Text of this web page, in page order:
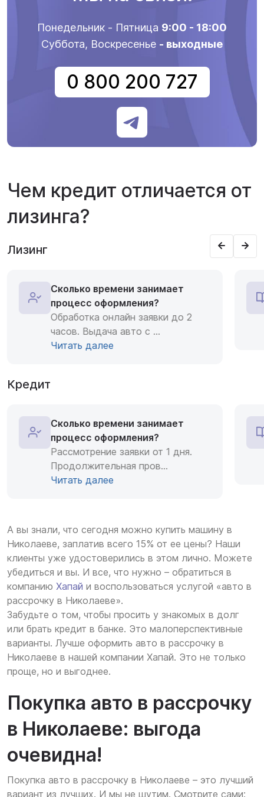
Понедельник - Пятница 9:00 - 18:00
Суббота, Воскресенье - выходные
0 800 200 727
Чем кредит отличается от
лизинга?
Лизинг
Сколько времени занимает
процесс оформления?
Обработка онлайн заявки до 2
часов. Выдача авто с ...
Читать далее
Кредит
Сколько времени занимает
процесс оформления?
Рассмотрение заявки от 1 дня.
Продолжительная пров...
Читать далее
А вы знали, что сегодня можно купить машину в
Николаеве, заплатив всего 15% от ее цены? Наши
клиенты уже удостоверились в этом лично. Можете
убедиться и вы. И все, что нужно – обратиться в
компанию Хапай и воспользоваться услугой «авто в
рассрочку в Николаеве».
Забудьте о том, чтобы просить у знакомых в долг
или брать кредит в банке. Это малоперспективные
варианты. Лучше оформить авто в рассрочку в
Николаеве в нашей компании Хапай. Это не только
проще, но и выгоднее.
Покупка авто в рассрочку
в Николаеве: выгода
очевидна!
Покупка авто в рассрочку в Николаеве – это лучший
вариант из лучших. И мы не шутим. Смотрите сами: